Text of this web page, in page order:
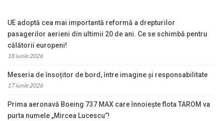
UE adoptă cea mai importantă reformă a drepturilor
pasagerilor aerieni din ultimii 20 de ani. Ce se schimbă pentru
călătorii europeni!
18 iunie 2026
Meseria de însoțitor de bord, între imagine și responsabilitate
17 iunie 2026
Prima aeronavă Boeing 737 MAX care înnoiește flota TAROM va
purta numele „Mircea Lucescu”!